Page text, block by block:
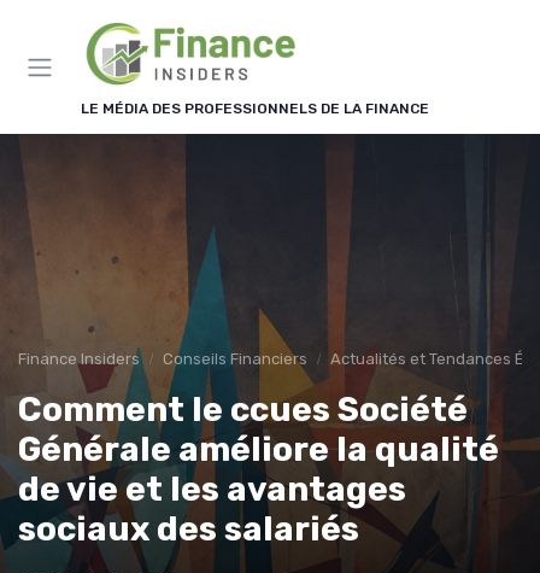
LE MÉDIA DES PROFESSIONNELS DE LA FINANCE
Finance Insiders Conseils Financiers Actualités et Tendances
Comment le ccues Société
Générale améliore la qualité
de vie et les avantages
sociaux des salariés